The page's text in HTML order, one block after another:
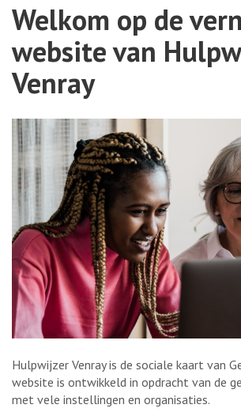
Welkom op de
website van
Venray
Hulpwijzer Venray is de sociale kaart van
website is ontwikkeld in opdracht van de
met vele instellingen en organisaties.